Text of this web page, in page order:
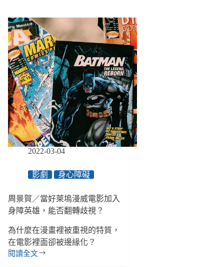
2022-03-04
影劇 身心障礙
周景賀／當好萊塢漫威電影加入
身障英雄，能否翻轉歧視？
為什麼在漫畫裡被重視的特質，
在電影裡面卻被邊緣化？
閱讀全文
周